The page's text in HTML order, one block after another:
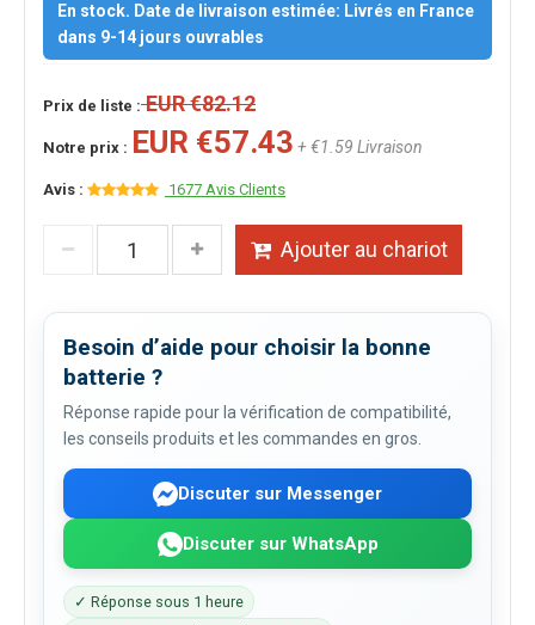
En stock. Date de livraison estimée: Livrés en France
dans 9-14 jours ouvrables
Prix de liste :EUR €82.12
Notre prix : EUR €57.43 + €1.59 Livraison
Avis : 1677 Avis Clients
Ajouter au chariot
Besoin d’aide pour choisir la bonne
batterie ?
Réponse rapide pour la vérification de compatibilité,
les conseils produits et les commandes en gros.
Discuter sur Messenger
Discuter sur WhatsApp
✓ Réponse sous 1 heure